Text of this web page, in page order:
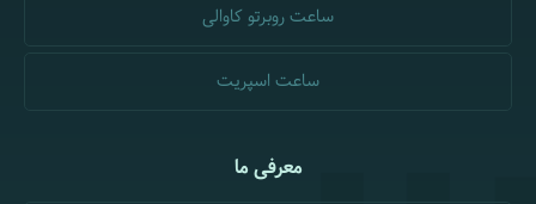
ساعت روبرتو کاوالی
ساعت اسپریت
معرفی ما